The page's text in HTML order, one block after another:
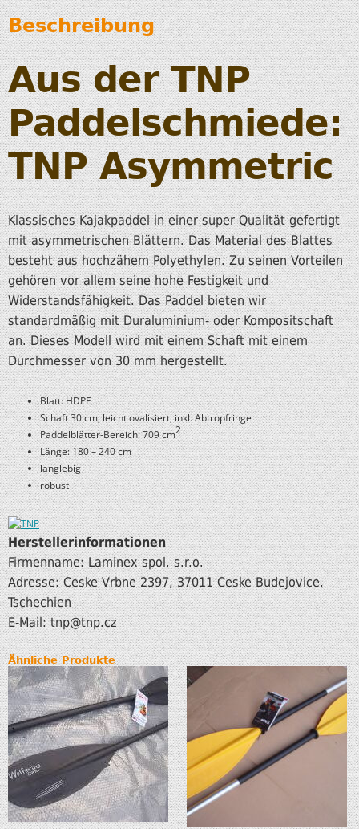
Beschreibung
Aus der TNP
Paddelschmiede:
TNP Asymmetric
Klassisches Kajakpaddel in einer super Qualität gefertigt
mit asymmetrischen Blättern. Das Material des Blattes
besteht aus hochzähem Polyethylen. Zu seinen Vorteilen
gehören vor allem seine hohe Festigkeit und
Widerstandsfähigkeit. Das Paddel bieten wir
standardmäßig mit Duraluminium- oder Kompositschaft
an. Dieses Modell wird mit einem Schaft mit einem
Durchmesser von 30 mm hergestellt.
Blatt: HDPE
Schaft 30 cm, leicht ovalisiert, inkl. Abtropfringe
Paddelblätter-Bereich: 709 cm2
Länge: 180 – 240 cm
langlebig
robust
Herstellerinformationen
Firmenname: Laminex spol. s.r.o.
Adresse: Ceske Vrbne 2397, 37011 Ceske Budejovice,
Tschechien
E-Mail: tnp@tnp.cz
Ähnliche Produkte